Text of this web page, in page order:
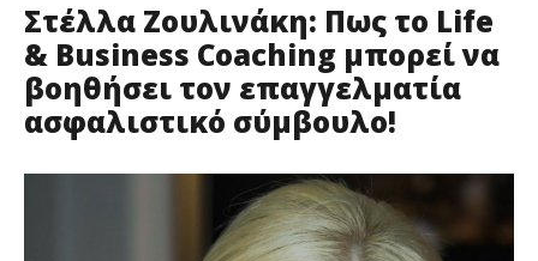
Στέλλα Ζουλινάκη: Πως το Life
& Business Coaching μπορεί να
βοηθήσει τον επαγγελματία
ασφαλιστικό σύμβουλο!